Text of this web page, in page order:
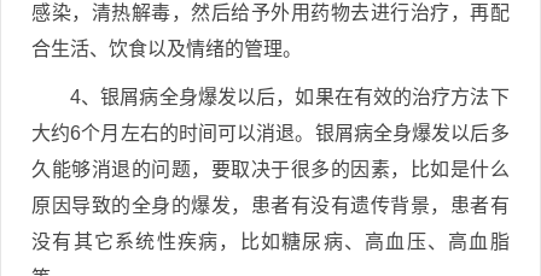
感染，清热解毒，然后给予外用药物去进行治疗，再配
合生活、饮食以及情绪的管理。
4、银屑病全身爆发以后，如果在有效的治疗方法下
大约6个月左右的时间可以消退。银屑病全身爆发以后多
久能够消退的问题，要取决于很多的因素，比如是什么
原因导致的全身的爆发，患者有没有遗传背景，患者有
没有其它系统性疾病，比如糖尿病、高血压、高血脂